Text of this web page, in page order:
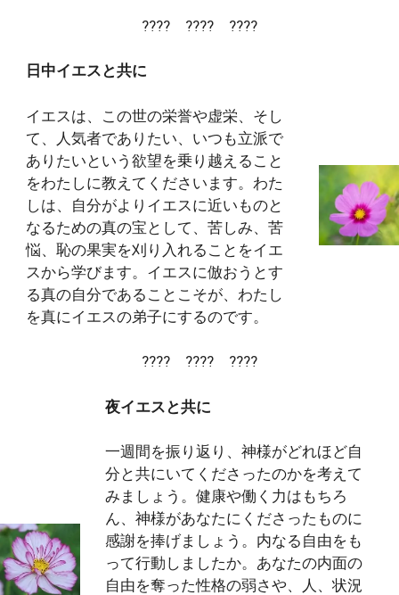
???? ???? ????
日中イエスと共に
イエスは、この世の栄誉や虚栄、そし
て、人気者でありたい、いつも立派で
ありたいという欲望を乗り越えること
をわたしに教えてくださいます。わた
しは、自分がよりイエスに近いものと
なるための真の宝として、苦しみ、苦
悩、恥の果実を刈り入れることをイエ
スから学びます。イエスに倣おうとす
る真の自分であることこそが、わたし
を真にイエスの弟子にするのです。
???? ???? ????
夜イエスと共に
一週間を振り返り、神様がどれほど自
分と共にいてくださったのかを考えて
みましょう。健康や働く力はもちろ
ん、神様があなたにくださったものに
感謝を捧げましょう。内なる自由をも
って行動しましたか。あなたの内面の
自由を奪った性格の弱さや、人、状況